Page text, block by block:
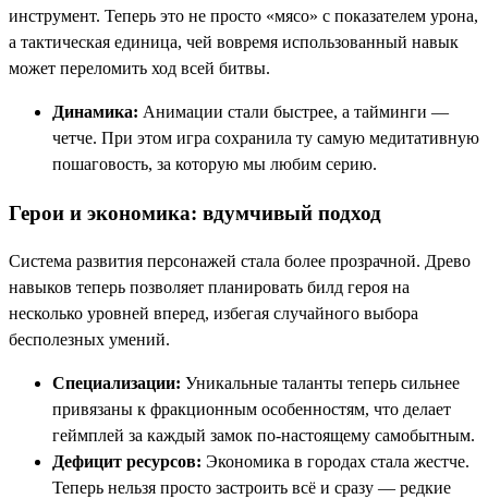
инструмент. Теперь это не просто «мясо» с показателем урона,
а тактическая единица, чей вовремя использованный навык
может переломить ход всей битвы.
Динамика: Анимации стали быстрее, а тайминги —
четче. При этом игра сохранила ту самую медитативную
пошаговость, за которую мы любим серию.
Герои и экономика: вдумчивый подход
Система развития персонажей стала более прозрачной. Древо
навыков теперь позволяет планировать билд героя на
несколько уровней вперед, избегая случайного выбора
бесполезных умений.
Специализации: Уникальные таланты теперь сильнее
привязаны к фракционным особенностям, что делает
геймплей за каждый замок по-настоящему самобытным.
Дефицит ресурсов: Экономика в городах стала жестче.
Теперь нельзя просто застроить всё и сразу — редкие